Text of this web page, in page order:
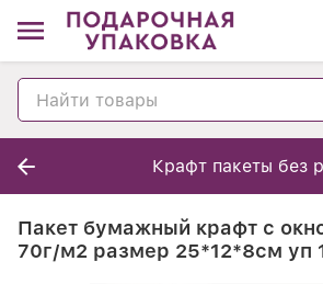
Крафт пакеты без
Пакет бумажный крафт с
70г/м2 размер 25*12*8см уп